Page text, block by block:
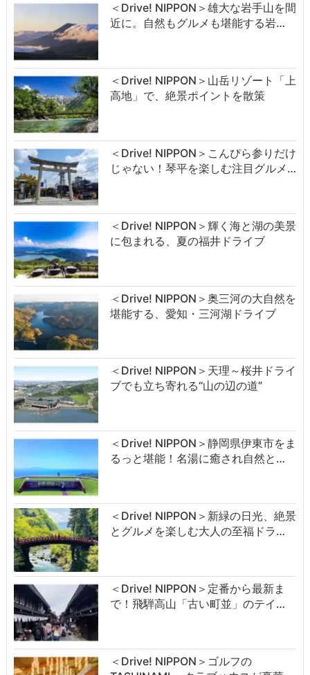
＜Drive! NIPPON＞雄大な岩手山を間
近に。自然もグルメも堪能する岩…
＜Drive! NIPPON＞山岳リゾート「上
高地」で、絶景ポイントを散策
＜Drive! NIPPON＞こんぴら参りだけ
じゃない！琴平を楽しむ注目グルメ…
＜Drive! NIPPON＞輝く海と湖の美景
に包まれる、夏の福井ドライブ
＜Drive! NIPPON＞奥三河の大自然を
堪能する、愛知・三河湖ドライブ
＜Drive! NIPPON＞天理～桜井ドライ
ブでも立ち寄れる“山の辺の道”
＜Drive! NIPPON＞静岡県伊東市をま
るっと堪能！名湯に癒され自然と…
＜Drive! NIPPON＞新緑の日光、絶景
とグルメを楽しむ大人の至福ドラ…
＜Drive! NIPPON＞定番から最新ま
で！飛騨高山「古い町並」のテイ…
＜Drive! NIPPON＞ゴルフの